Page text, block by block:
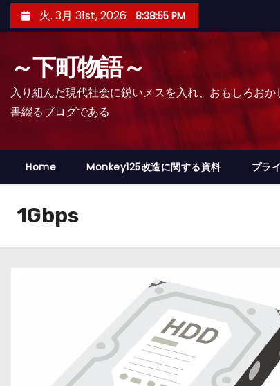
ン
プ
火. 3月 31st, 2026 8:38:56 PM
～下町物語～
入り組んだ現代社会に鋭いメスを入れ、おもしろおか
書綴るブログである
Home Monkey125改造に関する資料 プラ
1Gbps